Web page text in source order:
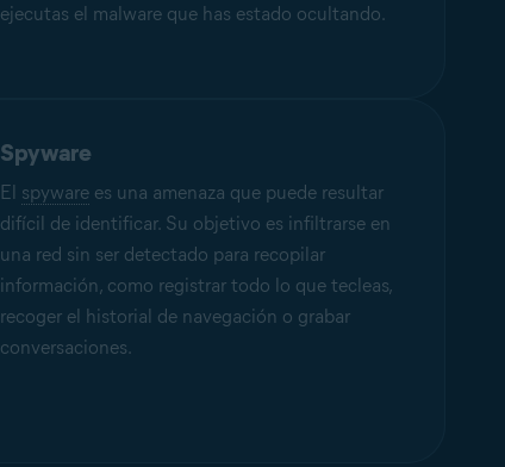
ejecutas el malware que has estado ocultando.
Spyware
El spyware es una amenaza que puede resultar
difícil de identificar. Su objetivo es infiltrarse en
una red sin ser detectado para recopilar
información, como registrar todo lo que tecleas,
recoger el historial de navegación o grabar
conversaciones.